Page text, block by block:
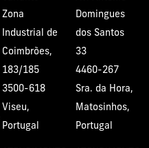
Zona
Industrial de
Coimbrões,
183/185
3500-618
Viseu,
Portugal
Domingues
dos Santos
33
4460-267
Sra. da Hora,
Matosinhos,
Portugal